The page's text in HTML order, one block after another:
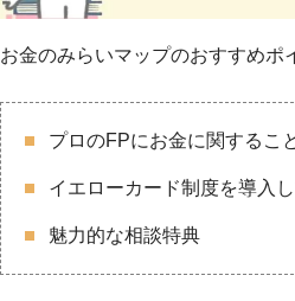
お金のみらいマップのおすすめポ
プロのFPにお金に関するこ
イエローカード制度を導入
魅力的な相談特典